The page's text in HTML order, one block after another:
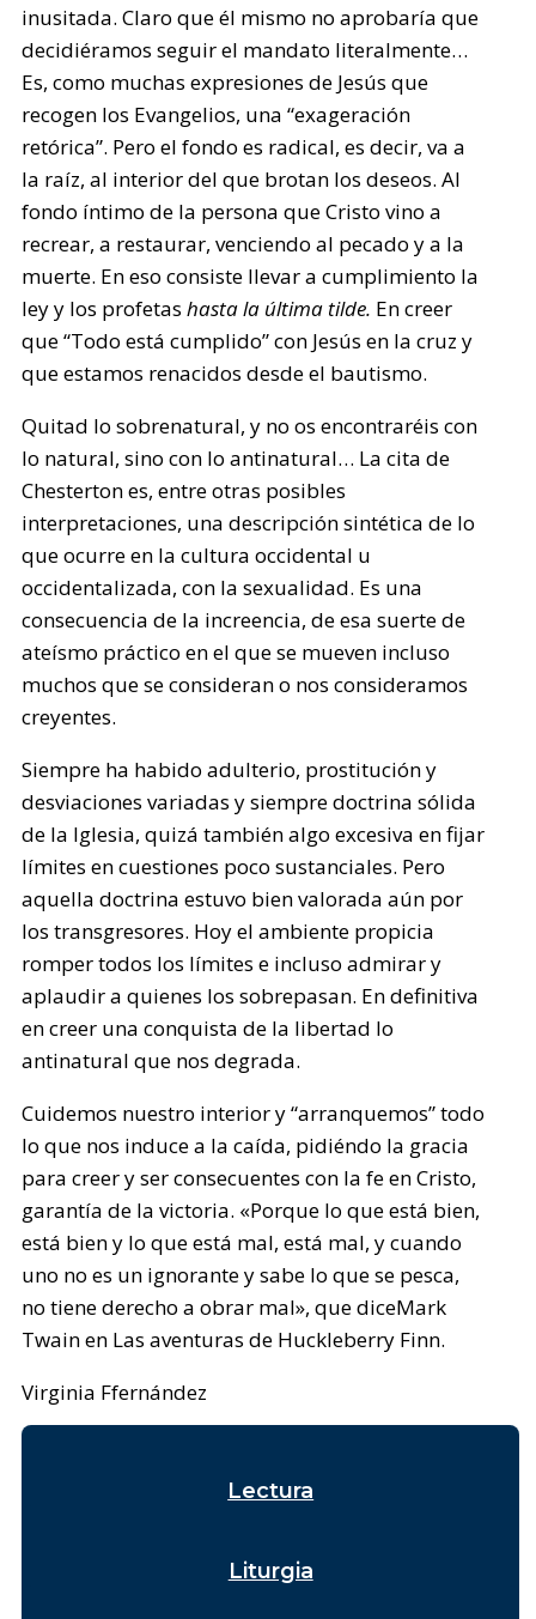
inusitada. Claro que él mismo no aprobaría que
decidiéramos seguir el mandato literalmente…
Es, como muchas expresiones de Jesús que
recogen los Evangelios, una “exageración
retórica”. Pero el fondo es radical, es decir, va a
la raíz, al interior del que brotan los deseos. Al
fondo íntimo de la persona que Cristo vino a
recrear, a restaurar, venciendo al pecado y a la
muerte. En eso consiste llevar a cumplimiento la
ley y los profetashasta la última tilde. En creer
que “Todo está cumplido” con Jesús en la cruz y
que estamos renacidos desde el bautismo.
Quitad lo sobrenatural, y no os encontraréis con
lo natural, sino con lo antinatural… La cita de
Chesterton es, entre otras posibles
interpretaciones, una descripción sintética de lo
que ocurre en la cultura occidental u
occidentalizada, con la sexualidad. Es una
consecuencia de la increencia, de esa suerte de
ateísmo práctico en el que se mueven incluso
muchos que se consideran o nos consideramos
creyentes.
Siempre ha habido adulterio, prostitución y
desviaciones variadas y siempre doctrina sólida
de la Iglesia, quizá también algo excesiva en fijar
límites en cuestiones poco sustanciales. Pero
aquella doctrina estuvo bien valorada aún por
los transgresores. Hoy el ambiente propicia
romper todos los límites e incluso admirar y
aplaudir a quienes los sobrepasan. En definitiva
en creer una conquista de la libertad lo
antinatural que nos degrada.
Cuidemos nuestro interior y “arranquemos” todo
lo que nos induce a la caída, pidiéndo la gracia
para creer y ser consecuentes con la fe en Cristo,
garantía de la victoria. «Porque lo que está bien,
está bien y lo que está mal, está mal, y cuando
uno no es un ignorante y sabe lo que se pesca,
no tiene derecho a obrar mal», que diceMark
Twain en Las aventuras de Huckleberry Finn.
Virginia Ffernández
Lectura
Liturgia